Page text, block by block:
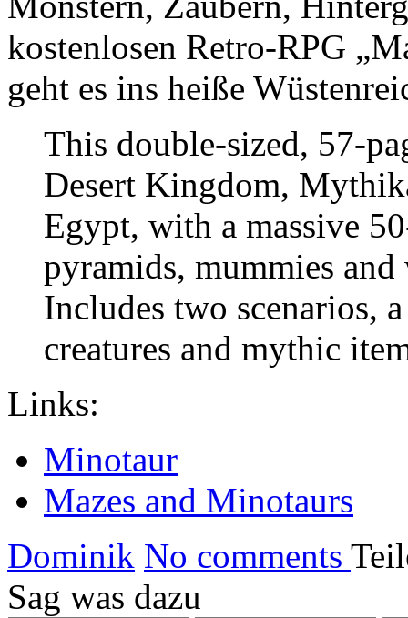
kostenlosen Retro-RPG
geht es ins heiße
This double-sized, 57-
Desert Kingdom,
Egypt, with a massive
pyramids, mummies and
Includes two scenarios,
creatures and mythic
Links:
Minotaur
Mazes and Minotaurs
Dominik No comments
Sag was dazu